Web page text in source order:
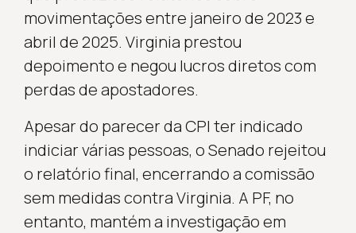
movimentações entre janeiro de 2023 e
abril de 2025. Virginia prestou
depoimento e negou lucros diretos com
perdas de apostadores.
Apesar do parecer da CPI ter indicado
indiciar várias pessoas, o Senado rejeitou
o relatório final, encerrando a comissão
sem medidas contra Virginia. A PF, no
entanto, mantém a investigação em